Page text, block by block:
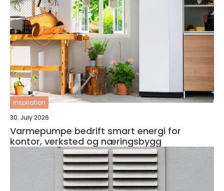
inspiration
30. July 2026
Varmepumpe bedrift smart energi for
kontor, verksted og næringsbygg